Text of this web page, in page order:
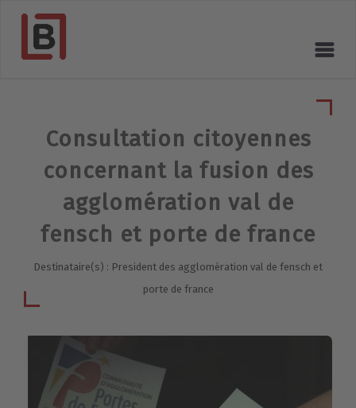
Consultation citoyennes
concernant la fusion des
agglomération val de
fensch et porte de france
Destinataire(s) : President des agglomération val de fensch et
porte de france